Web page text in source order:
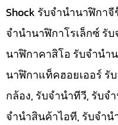
Shock รับจำนำนาฬิกา
จำนำนาฬิกาโรเล็กซ์ รั
นาฬิกาคาสิโอ รับจำนำ
นาฬิกาแท็คฮอยเออร์ รั
กล้อง, รับจำนำทีวี, รับจ
จำนำสินค้าไอที, รับจำ